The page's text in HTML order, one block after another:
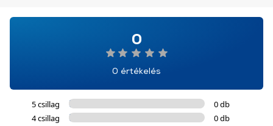
0
0 értékelés
5 csillag
0 db
4 csillag
0 db